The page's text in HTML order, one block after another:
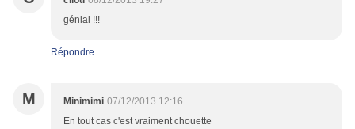
génial !!!
Répondre
M Minimimi 07/12/2013 12:16
En tout cas c'est vraiment chouette